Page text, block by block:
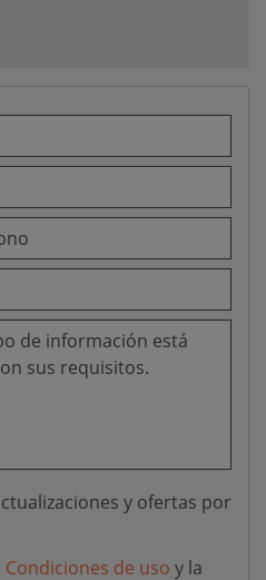
y ofertas por
Condiciones de uso y la